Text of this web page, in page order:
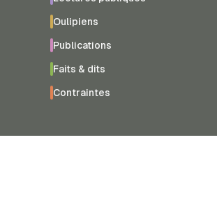
Oulipiens
Publications
Faits & dits
Contraintes